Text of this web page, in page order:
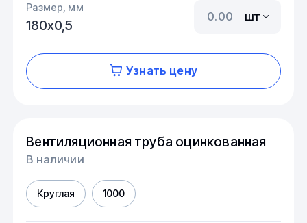
Размер, мм
180х0,5
шт
Узнать цену
Вентиляционная труба оцинкованная
В наличии
Круглая 1000